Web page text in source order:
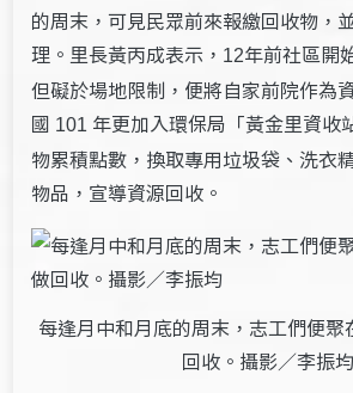
的周末，可見民眾前來報繳回收物，
理。里長黃丙成表示， 12年前社區開
但礙於場地限制，便將自家前院作為
國 101 年更加入環保局「黃金里資收
物累積點數，換取專用垃圾袋、洗衣
物品，宣導資源回收。
每逢月中和月底的周末，志工們便聚
回收。攝影／李振均